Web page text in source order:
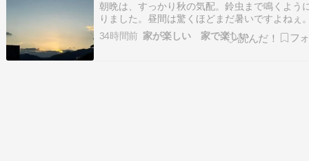
朝晩は、すっかり秋の気配。鈴虫まで鳴くよう
りました。昼間は驚くほどまだ暑いですよねぇ
日も朝活。子どもたち。3匹揃っていればそれ
心。ハチワレちゃんもチュール待ち。ブラザー
34時間前 家が楽しい 家で楽しい